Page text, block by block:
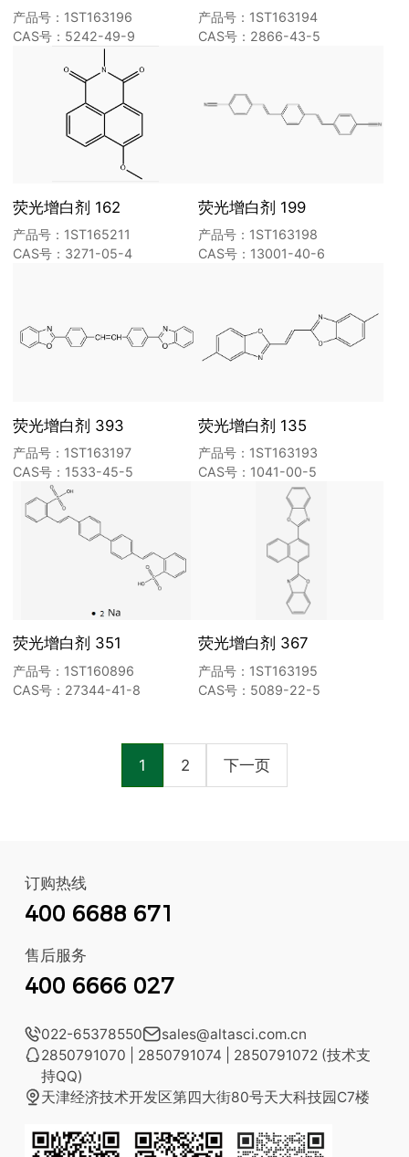
产品号：1ST163196
CAS号：5242-49-9
产品号：1ST163194
CAS号：2866-43-5
荧光增白剂 162
产品号：1ST165211
CAS号：3271-05-4
荧光增白剂 199
产品号：1ST163198
CAS号：13001-40-6
荧光增白剂 393
产品号：1ST163197
CAS号：1533-45-5
荧光增白剂 135
产品号：1ST163193
CAS号：1041-00-5
荧光增白剂 351
产品号：1ST160896
CAS号：27344-41-8
荧光增白剂 367
产品号：1ST163195
CAS号：5089-22-5
1 2 下一页
订购热线
400 6688 671
售后服务
400 6666 027
022-65378550sales@altasci.com.cn
2850791070 | 2850791074 | 2850791072 (技术支
持QQ)
天津经济技术开发区第四大街80号天大科技园C7楼